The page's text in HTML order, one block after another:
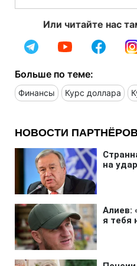
Или читайте нас
Больше по теме:
Финансы Курс доллара